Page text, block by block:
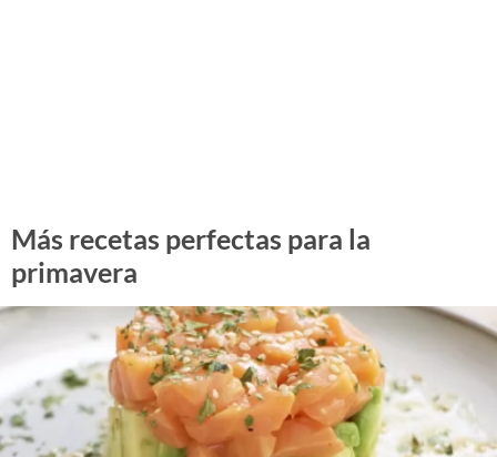
Más recetas perfectas para la
primavera